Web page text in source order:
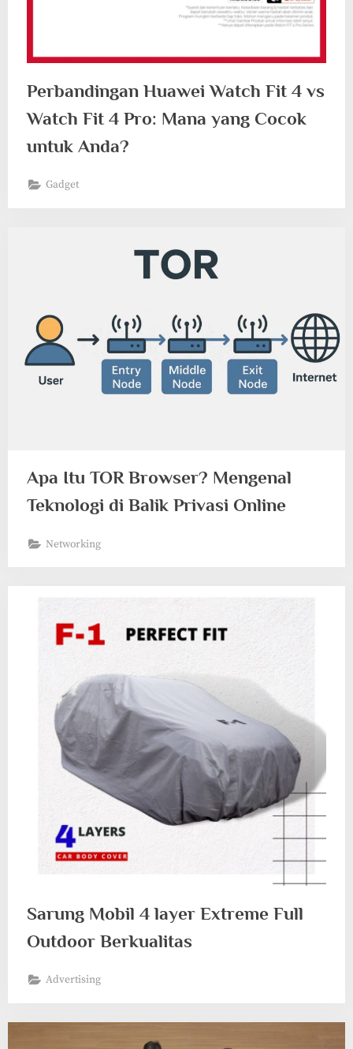
Perbandingan Huawei Watch Fit 4 vs
Watch Fit 4 Pro: Mana yang Cocok
untuk Anda?
Gadget
Apa Itu TOR Browser? Mengenal
Teknologi di Balik Privasi Online
Networking
Sarung Mobil 4 layer Extreme Full
Outdoor Berkualitas
Advertising